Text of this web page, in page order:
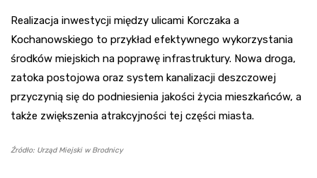
Realizacja inwestycji między ulicami Korczaka a
Kochanowskiego to przykład efektywnego wykorzystania
środków miejskich na poprawę infrastruktury. Nowa droga,
zatoka postojowa oraz system kanalizacji deszczowej
przyczynią się do podniesienia jakości życia mieszkańców, a
także zwiększenia atrakcyjności tej części miasta.
Źródło: Urząd Miejski w Brodnicy